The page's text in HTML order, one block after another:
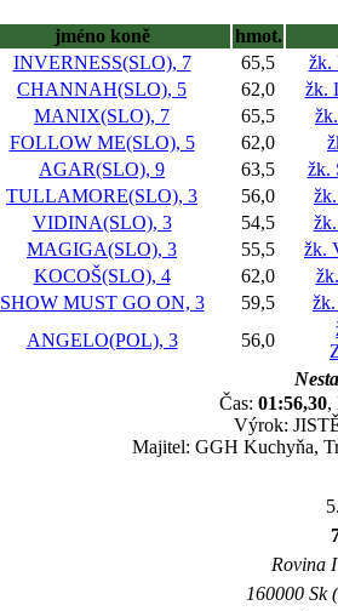
jméno koně
hmot.
INVERNESS(SLO), 7 65,5
žk.
CHANNAH(SLO), 5 62,0
žk.
MANIX(SLO), 7 65,5
FOLLOW ME(SLO), 5 62,0
AGAR(SLO), 9 63,5
žk.
TULLAMORE(SLO), 3 56,0
VIDINA(SLO), 3 54,5
MAGIGA(SLO), 3 55,5
žk.
KOCOŠ(SLO), 4 62,0
SHOW MUST GO ON, 3 59,5
ANGELO(POL), 3 56,0
Čas: 01:56,30,
Výrok:
Majitel: GGH Kuchyňa,
Rovina
160000 Sk